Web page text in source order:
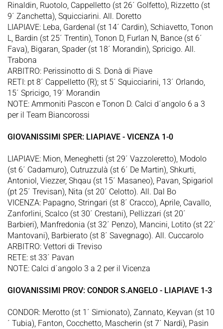
Rinaldin, Ruotolo, Cappelletto (st 26´ Golfetto), Rizzetto (st
9´ Zanchetta), Squicciarini. All. Doretto
LIAPIAVE: Leba, Gardenal (st 14´ Cardin), Schiavetto, Tonon
L, Bardin (st 25´ Trentin), Tonon D, Furlan N, Bance (st 6´
Fava), Bigaran, Spader (st 18´ Morandin), Spricigo. All.
Trabona
ARBITRO: Perissinotto di S. Donà di Piave
RETI: pt 8´ Cappelletto (R); st 5´ Squicciarini, 13´ Orlando,
15´ Spricigo, 19´ Morandin
NOTE: Ammoniti Pascon e Tonon D. Calci d´angolo 6 a 3
per il Team Biancorossi
GIOVANISSIMI SPER: LIAPIAVE - VICENZA 1-0
LIAPIAVE: Mion, Meneghetti (st 29´ Vazzoleretto), Modolo
(st 6´ Cadamuro), Cutruzzulà (st 6´ De Martin), Shkurti,
Antoniol, Viezzer, Shqau (st 15´ Masaneo), Pavan, Spigariol
(pt 25´ Trevisan), Nita (st 20´ Celotto). All. Dal Bo
VICENZA: Papagno, Stringari (st 8´ Cracco), Aprile, Cavallo,
Zanforlini, Scalco (st 30´ Crestani), Pellizzari (st 20´
Barbieri), Manfredonia (st 32´ Penzo), Mancini, Lotito (st 22´
Mantovani), Barbierato (st 8´ Savegnago). All. Cuccarolo
ARBITRO: Vettori di Treviso
RETE: st 33´ Pavan
NOTE: Calci d´angolo 3 a 2 per il Vicenza
GIOVANISSIMI PROV: CONDOR S.ANGELO - LIAPIAVE 1-3
CONDOR: Merotto (st 1´ Simionato), Zannato, Keyvan (st 10
´ Tubia), Fanton, Cocchetto, Mascherin (st 7´ Nardi), Pasin